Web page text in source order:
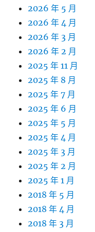
2026 年 5 月
2026 年 4 月
2026 年 3 月
2026 年 2 月
2025 年 11 月
2025 年 8 月
2025 年 7 月
2025 年 6 月
2025 年 5 月
2025 年 4 月
2025 年 3 月
2025 年 2 月
2025 年 1 月
2018 年 5 月
2018 年 4 月
2018 年 3 月